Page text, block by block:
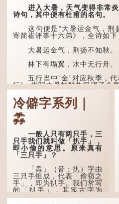
进入大暑，天气变得非常炎
诗句，其中便有杜甫的名句。
这句便是“大暑运金气，荆
寄简崔评事十六弟》，全诗如下
大暑运金气，荆扬不知秋。
林下有塌翼，水中无行舟。
五行当中“金”对应秋季，代
行”，描写大暑的酷热阻碍了金
“荆扬”指荆州（湖北）和扬
游地区，“...
冷僻字系列｜
掱
一般人只有两只手，三
只手我们就叫做「扒手」，
即小偷的意思。原来真有
「三只手」？
「掱」（音：扒）字由
三只手组成，代表「偷窃之
手」，即为扒手。我们常写
的「扒手」，其实古字为
「掱手」。